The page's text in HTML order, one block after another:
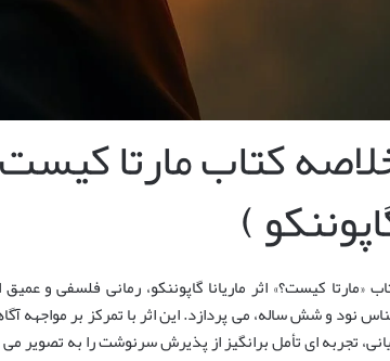
کتاب مارتا
)
«مارتا کیست؟» اثر ماریانا گاپوننکو، رمانی فلسفی و
نود و شش ساله، می پردازد. این اثر با تمرکز بر مواجهه
تجربه ای تأمل برانگیز از پذیرش سرنوشت را به تصویر